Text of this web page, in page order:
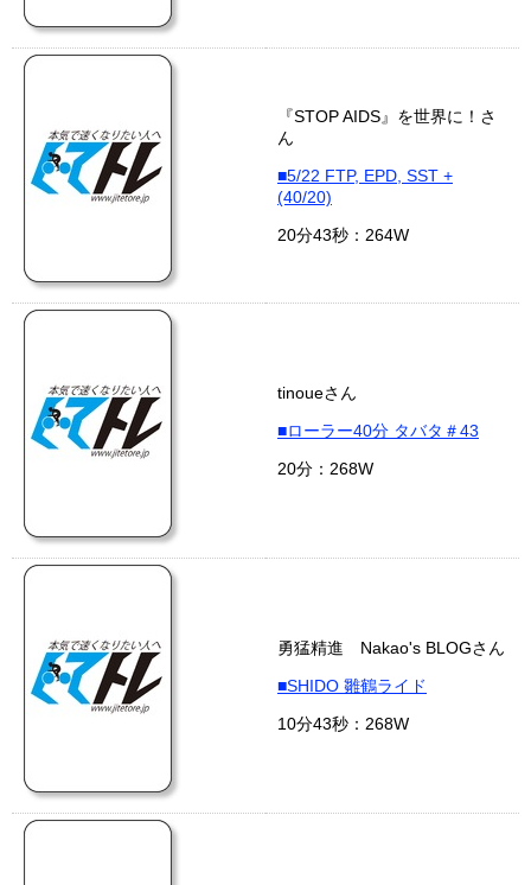
『STOP AIDS』を世界に！さ
ん
■5/22 FTP, EPD, SST +
(40/20)
20分43秒：264W
tinoueさん
■ローラー40分 タバタ＃43
20分：268W
勇猛精進 Nakao's BLOGさん
■SHIDO 雛鶴ライド
10分43秒：268W